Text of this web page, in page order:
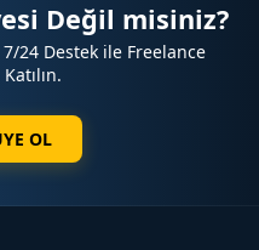
Değil misiniz?
7/24 Destek ile Freelance
OL